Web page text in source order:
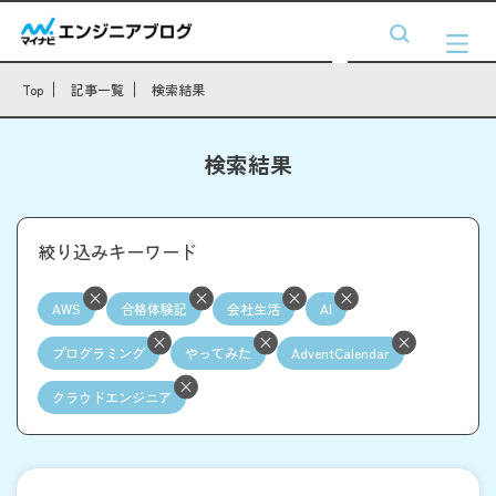
Top 記事一覧 検索結果
検索結果
絞り込みキーワード
AWS 合格体験記 会社生活 AI
プログラミング やってみた AdventCalendar
クラウドエンジニア